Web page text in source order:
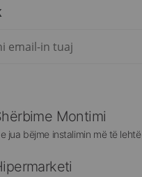
Montimi
jua bëjme instalimin më të lehtë